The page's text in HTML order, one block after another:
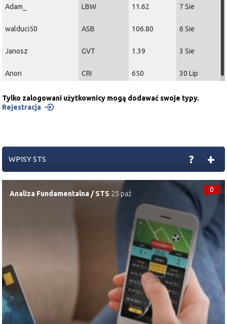
Adam_ LBW 11.62 7 Sie
walduci50 ASB 106.80 6 Sie
Janosz GVT 1.39 3 Sie
Anon CRI 650 30 Lip
Tylko zalogowani użytkownicy mogą dodawać swoje typy.
Rejestracja
WPISY STS +
?
0
Analiza Fundamentalna /STS 25 paź